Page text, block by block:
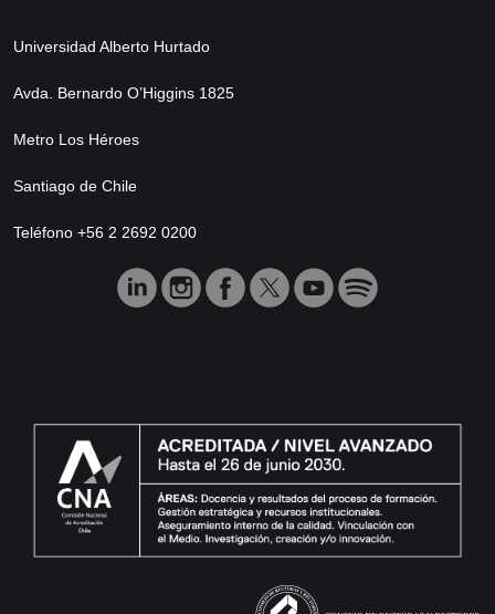
Universidad Alberto Hurtado
Avda. Bernardo O’Higgins 1825
Metro Los Héroes
Santiago de Chile
Teléfono +56 2 2692 0200